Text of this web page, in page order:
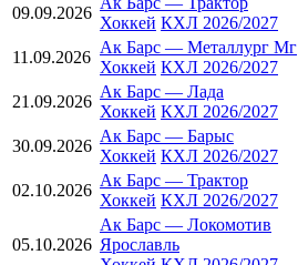
09.09.2026
Хоккей КХЛ 2026/2027
11.09.2026
Ак Барс — Металлург Мг
Хоккей КХЛ 2026/2027
21.09.2026
Ак Барс — Лада
Хоккей КХЛ 2026/2027
30.09.2026
Ак Барс — Барыс
Хоккей КХЛ 2026/2027
02.10.2026
Ак Барс — Трактор
Хоккей КХЛ 2026/2027
05.10.2026
Ак Барс — Локомотив
Ярославль